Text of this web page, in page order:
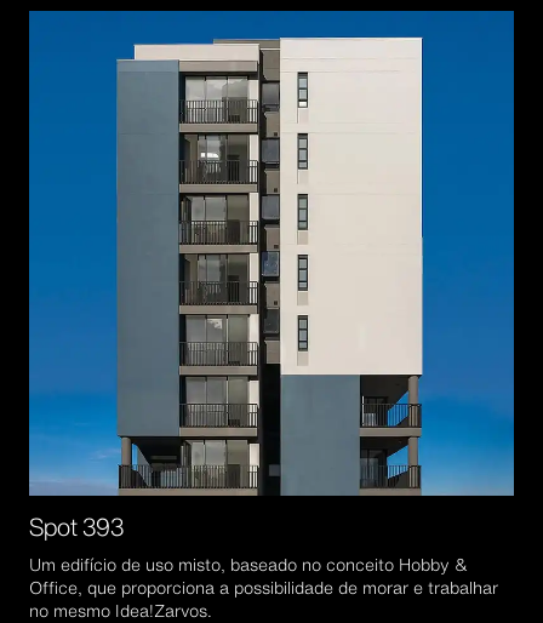
Spot 393
Um edifício de uso misto, baseado no conceito Hobby &
Office, que proporciona a possibilidade de morar e trabalhar
no mesmo Idea!Zarvos.